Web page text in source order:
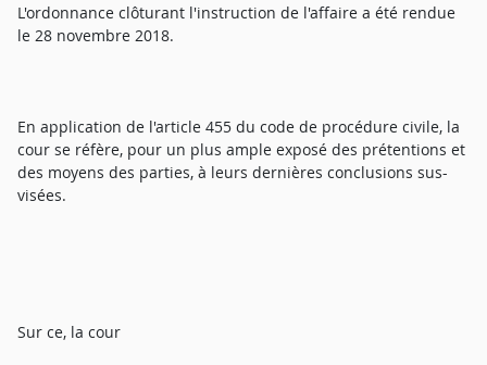
L'ordonnance clôturant l'instruction de l'affaire a été rendue
le 28 novembre 2018.
En application de l'article 455 du code de procédure civile, la
cour se réfère, pour un plus ample exposé des prétentions et
des moyens des parties, à leurs dernières conclusions sus-
visées.
Sur ce, la cour